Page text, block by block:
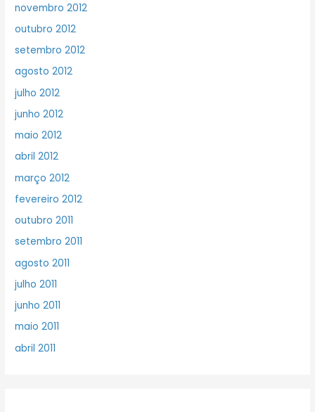
novembro 2012
outubro 2012
setembro 2012
agosto 2012
julho 2012
junho 2012
maio 2012
abril 2012
março 2012
fevereiro 2012
outubro 2011
setembro 2011
agosto 2011
julho 2011
junho 2011
maio 2011
abril 2011